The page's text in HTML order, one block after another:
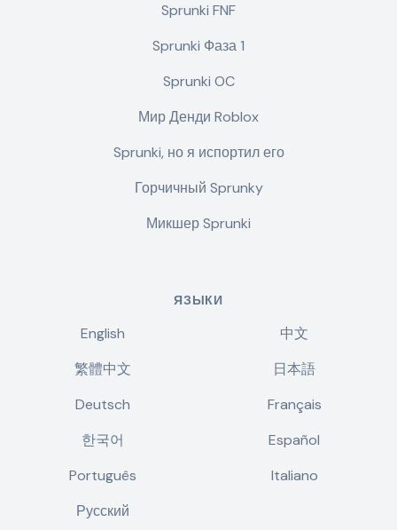
Sprunki FNF
Sprunki Фаза 1
Sprunki OC
Мир Денди Roblox
Sprunki, но я испортил его
Горчичный Sprunky
Микшер Sprunki
ЯЗЫКИ
English
中文
繁體中文
日本語
Deutsch
Français
한국어
Español
Português
Italiano
Русский